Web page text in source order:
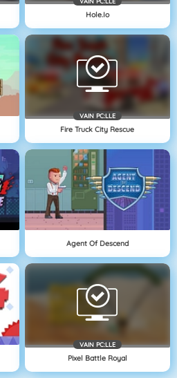
Hole.io
VAIN PC:LLE
Fire Truck City Rescue
Agent Of Descend
VAIN PC:LLE
Pixel Battle Royal